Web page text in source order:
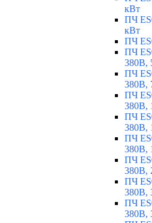
кВт
ПЧ
кВт
ПЧ
ПЧ
380В,
ПЧ
380В,
ПЧ
380В,
ПЧ
380В,
ПЧ
380В,
ПЧ
380В,
ПЧ
380В,
ПЧ
380В,